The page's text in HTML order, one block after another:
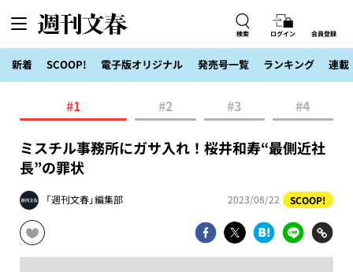
検索 ログイン 会員登録
新着 SCOOP! 電子版オリジナル 発売号一覧 ランキング 連載
#1 #2 #3 #4
ミスチル事務所にガサ入れ！桜井和寿“最側近社
長”の罪状
「週刊文春」編集部 2023/08/22 SCOOP!